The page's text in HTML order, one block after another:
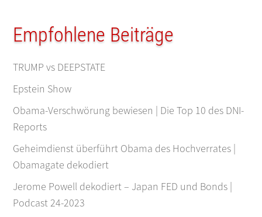
Empfohlene Beiträge
TRUMP vs DEEPSTATE
Epstein Show
Obama-Verschwörung bewiesen | Die Top 10 des DNI-
Reports
Geheimdienst überführt Obama des Hochverrates |
Obamagate dekodiert
Jerome Powell dekodiert – Japan FED und Bonds |
Podcast 24-2023